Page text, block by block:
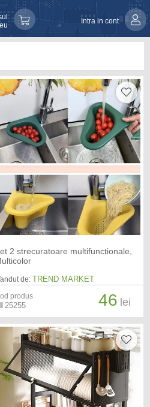
Intra in cont
2 strecuratoare multifunctionale,
de: TREND MARKET
produs
25255 46 lei